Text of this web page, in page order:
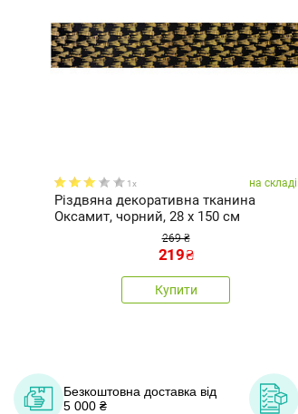
1x на складі
Різдвяна декоративна тканина
Оксамит, чорний, 28 x 150 см
269 ₴
219₴
Купити
Безкоштовна доставка від
5 000 ₴